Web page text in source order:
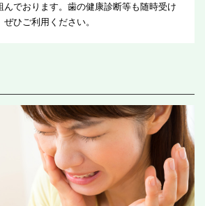
んでおります。歯の健康診断等も随時受け
ひご利用ください。